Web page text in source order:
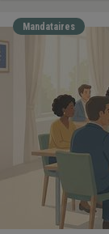
Mandataires